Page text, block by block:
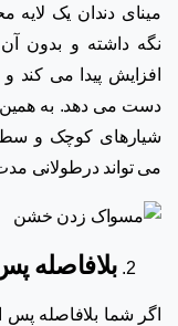
مینای دندان یک
نگه داشته و بدون
افزایش پیدا می کند
دست می دهد. به همین
شیارهای کوچک و
می تواند درطولانی
بلافاصله
اگر شما بلافاصله